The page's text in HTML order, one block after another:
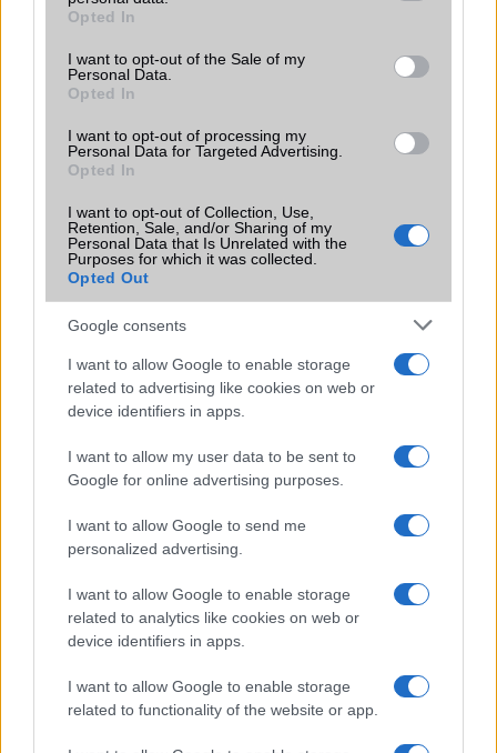
grant or deny consent to Google and its third-party tags to
use your data for below specified purposes in below Google
consent section.
Opted In
I want to opt-out of the Sale of my
Personal Data.
Opted In
I want to opt-out of processing my
Personal Data for Targeted Advertising.
Opted In
I want to opt-out of Collection, Use,
Retention, Sale, and/or Sharing of my
Personal Data that Is Unrelated with the
Purposes for which it was collected.
Opted Out
Google consents
I want to allow Google to enable storage
related to advertising like cookies on web or
device identifiers in apps.
I want to allow my user data to be sent to
Google for online advertising purposes.
I want to allow Google to send me
personalized advertising.
I want to allow Google to enable storage
related to analytics like cookies on web or
device identifiers in apps.
I want to allow Google to enable storage
related to functionality of the website or app.
Motorola
Samsung
Xiaomi
ZTE
Mennyibe kerül
Keressen a telefonboltok ajánlatai között!
TELEFONOK GYORSLISTA
Márka :